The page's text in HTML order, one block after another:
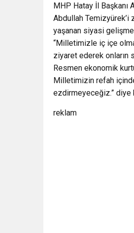
MHP Hatay İl Başkanı
Abdullah Temizyürek’i
yaşanan siyasi
“Milletimizle iç içe
ziyaret ederek onların
Resmen ekonomik
Milletimizin refah
ezdirmeyeceğiz.” diye
reklam